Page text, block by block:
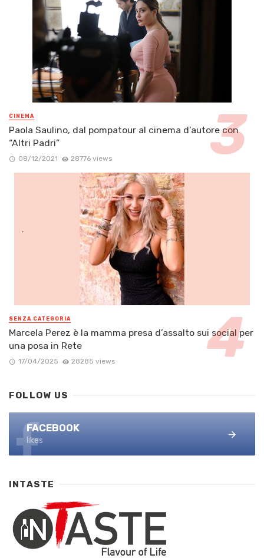
CINEMA
Paola Saulino, dal pompatour al cinema d’autore con
“Altri Padri”
08/12/2021 28776 views
SENZA CATEGORIA
Marcela Perez è la mamma presa d’assalto sui social per
una posa in Rete
17/04/2025 28285 views
FOLLOW US
FACEBOOK
likes
INTASTE